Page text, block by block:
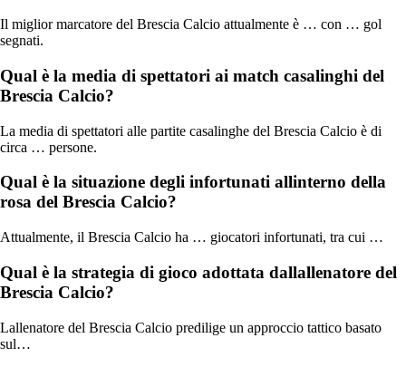
Il miglior marcatore del Brescia Calcio attualmente è … con … gol
segnati.
Qual è la media di spettatori ai match casalinghi del
Brescia Calcio?
La media di spettatori alle partite casalinghe del Brescia Calcio è di
circa … persone.
Qual è la situazione degli infortunati allinterno della
rosa del Brescia Calcio?
Attualmente, il Brescia Calcio ha … giocatori infortunati, tra cui …
Qual è la strategia di gioco adottata dallallenatore del
Brescia Calcio?
Lallenatore del Brescia Calcio predilige un approccio tattico basato
sul…